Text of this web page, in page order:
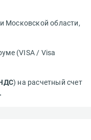
Московской области,
(VISA / Visa
) на расчетный счет